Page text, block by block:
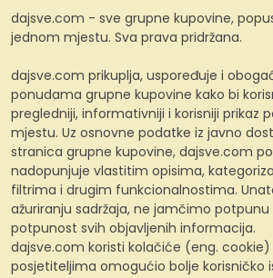
dajsve.com - sve grupne kupovine,
jednom mjestu. Sva prava pridržana.
dajsve.com prikuplja, uspoređuje i
ponudama grupne kupovine kako bi
pregledniji, informativniji i korisniji prikaz
mjestu. Uz osnovne podatke iz javno
stranica grupne kupovine, dajsve.com
nadopunjuje vlastitim opisima,
filtrima i drugim funkcionalnostima.
ažuriranju sadržaja, ne jamčimo
potpunost svih objavljenih informacija.
dajsve.com koristi kolačiće (eng. cookie)
posjetiteljima omogućio bolje korisničko